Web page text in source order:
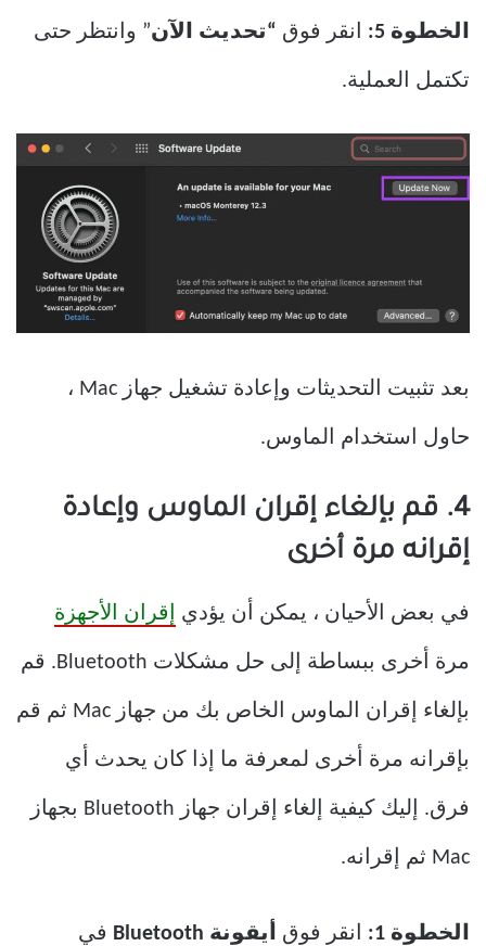
الخطوة 5: انقر فوق “تحديث الآن” وانتظر حتى
تكتمل العملية.
بعد تثبيت التحديثات وإعادة تشغيل جهاز Mac ،
حاول استخدام الماوس.
4. قم بإلغاء إقران الماوس وإعادة
إقرانه مرة أخرى
في بعض الأحيان ، يمكن أن يؤدي إقران الأجهزة
مرة أخرى ببساطة إلى حل مشكلات Bluetooth. قم
بإلغاء إقران الماوس الخاص بك من جهاز Mac ثم قم
بإقرانه مرة أخرى لمعرفة ما إذا كان يحدث أي
فرق. إليك كيفية إلغاء إقران جهاز Bluetooth بجهاز
Mac ثم إقرانه.
الخطوة 1: انقر فوق أيقونة Bluetooth في